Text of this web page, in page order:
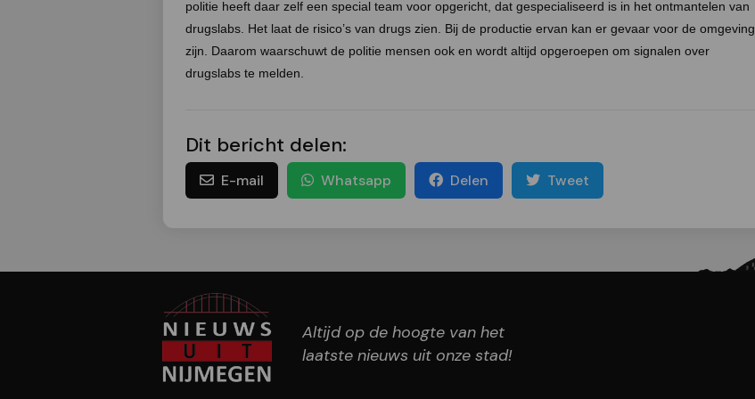
politie heeft daar zelf een special team voor opgericht, dat gespecialiseerd is in het ontmantelen van
drugslabs. Het laat de risico’s van drugs zien. Bij de productie ervan kan er gevaar voor de omgeving
zijn. Daarom waarschuwt de politie mensen ook en wordt altijd opgeroepen om signalen over
drugslabs te melden.
Dit bericht delen:
E-mail Whatsapp Delen Tweet
Altijd op de hoogte van het
laatste nieuws uit onze stad!